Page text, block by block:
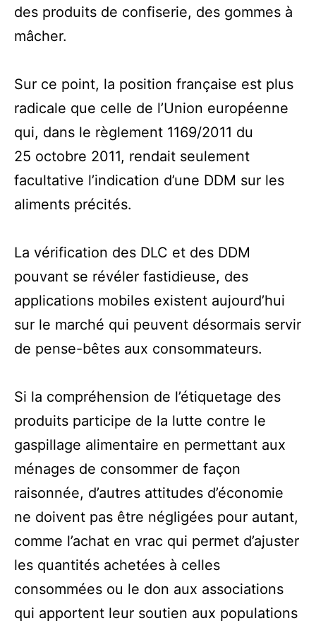
des produits de confiserie, des gommes à
mâcher.
Sur ce point, la position française est plus
radicale que celle de l’Union européenne
qui, dans le règlement 1169/2011 du
25 octobre 2011, rendait seulement
facultative l’indication d’une DDM sur les
aliments précités.
La vérification des DLC et des DDM
pouvant se révéler fastidieuse, des
applications mobiles existent aujourd’hui
sur le marché qui peuvent désormais servir
de pense-bêtes aux consommateurs.
Si la compréhension de l’étiquetage des
produits participe de la lutte contre le
gaspillage alimentaire en permettant aux
ménages de consommer de façon
raisonnée, d’autres attitudes d’économie
ne doivent pas être négligées pour autant,
comme l’achat en vrac qui permet d’ajuster
les quantités achetées à celles
consommées ou le don aux associations
qui apportent leur soutien aux populations